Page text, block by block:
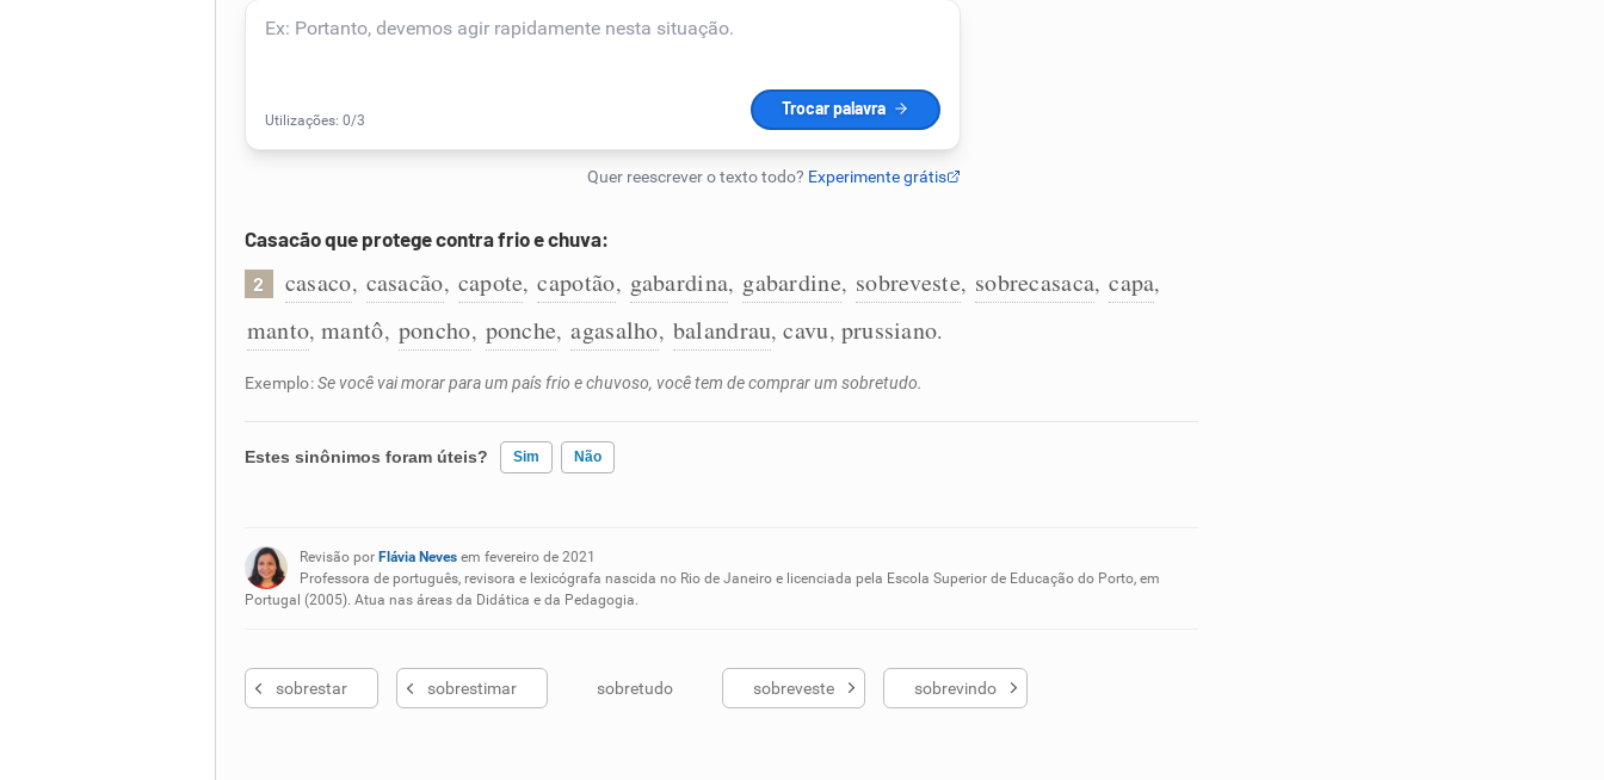
Casacão que protege contra frio e chuva:
2 casaco, casacão, capote, capotão, gabardina, gabardine, sobreveste, sobrecasaca, capa,
manto,mantô, poncho, ponche, agasalho, balandrau,cavu, prussiano.
Exemplo:Se você vai morar para um país frio e chuvoso, você tem de comprar um sobretudo.
Estes sinônimos foram úteis? Sim Não
Nenhum dos sinônimos apresentados me ajudou
Revisão por Flávia Nevesem fevereiro de 2021
Professora de português, revisora e lexicógrafa nascida no Rio de Janeiro e licenciada pela Escola Superior de Educação do Porto, em
Portugal (2005). Atua nas áreas da Didática e da Pedagogia.
sobrestar sobrestimar sobretudo sobreveste sobrevindo